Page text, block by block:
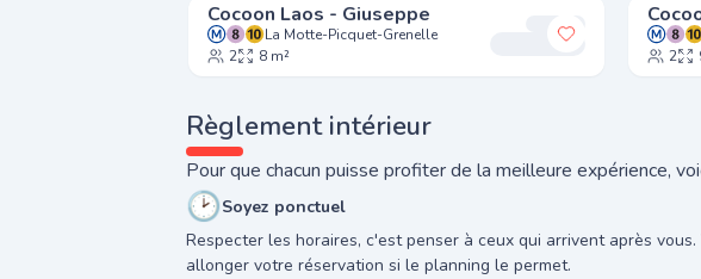
Ajouter à mes
Cocoon Laos - Giuseppe
La Motte-Picquet-Grenelle
2
8 m²
2
Règlement intérieur
Pour que chacun puisse profiter de la meilleure expérience,
🕑Soyez ponctuel
Respecter les horaires, c'est penser à ceux qui arrivent après vous.
allonger votre réservation si le planning le permet.